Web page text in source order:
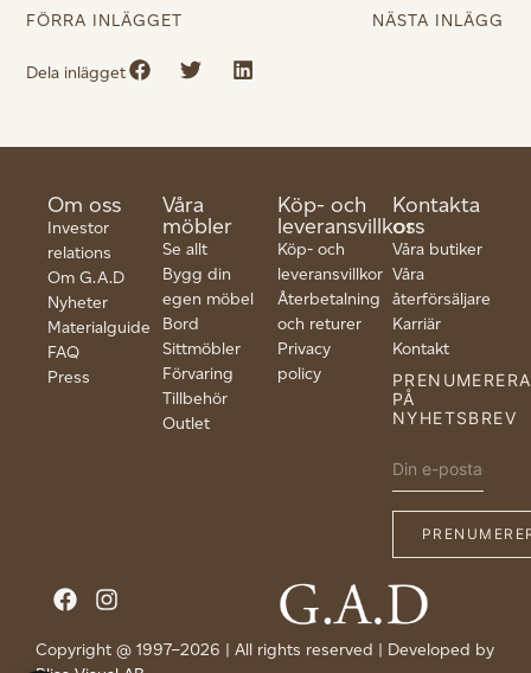
FÖRRA INLÄGGET NÄSTA INLÄGG
Dela inlägget
Om oss
Investor
relations
Om G.A.D
Nyheter
Materialguide
FAQ
Press
Våra
möbler
Se allt
Bygg din
egen möbel
Bord
Sittmöbler
Förvaring
Tillbehör
Outlet
Köp- och
leveransvillkor
Köp- och
leveransvillkor
Återbetalning
och returer
Privacy
policy
Kontakta
oss
Våra butiker
Våra
återförsäljare
Karriär
Kontakt
PRENUMERERA
PÅ
NYHETSBREV
Copyright @ 1997–2026 | All rights reserved | Developed by